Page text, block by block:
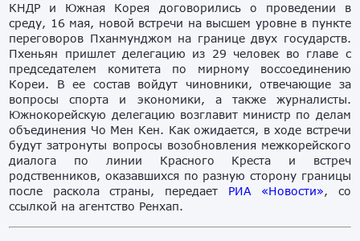
КНДР и Южная Корея договорились о проведении в
среду, 16 мая, новой встречи на высшем уровне в пункте
переговоров Пханмунджом на границе двух государств.
Пхеньян пришлет делегацию из 29 человек во главе с
председателем комитета по мирному воссоединению
Кореи. В ее состав войдут чиновники, отвечающие за
вопросы спорта и экономики, а также журналисты.
Южнокорейскую делегацию возглавит министр по делам
объединения Чо Мен Кен. Как ожидается, в ходе встречи
будут затронуты вопросы возобновления межкорейского
диалога по линии Красного Креста и встреч
родственников, оказавшихся по разную сторону границы
после раскола страны, передает РИА «Новости», со
ссылкой на агентство Ренхап.